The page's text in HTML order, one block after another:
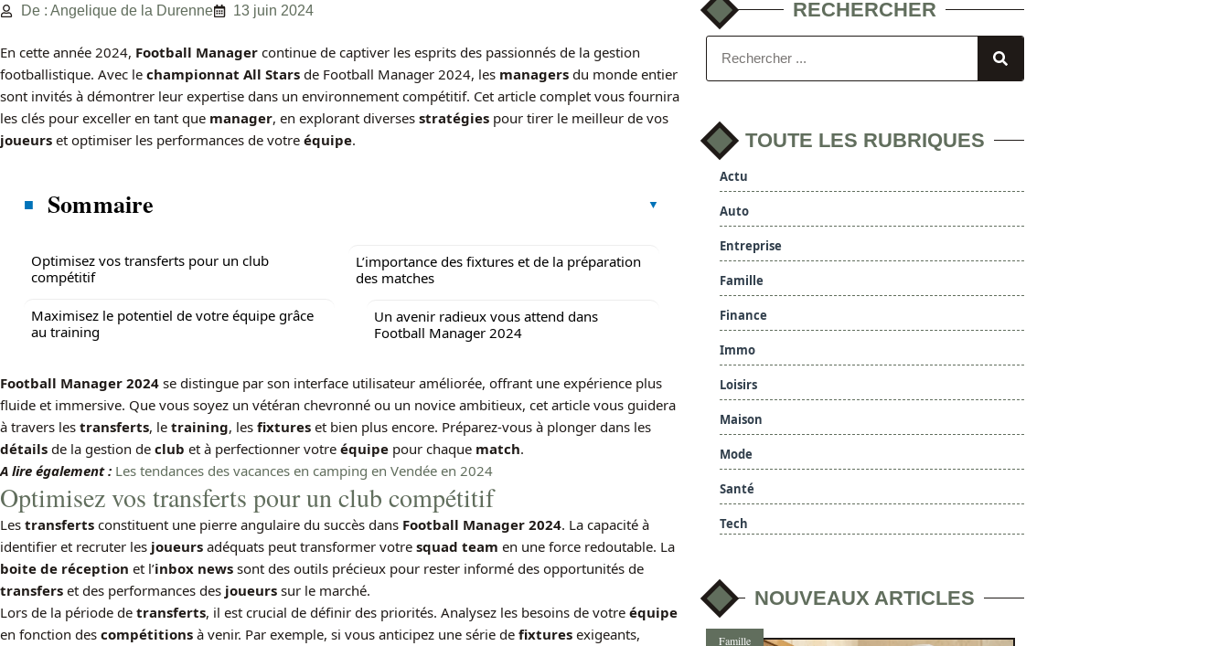
De : Angelique de la Durenne 13 juin 2024
En cette année 2024, Football Manager continue de captiver les esprits des passionnés de la gestion
footballistique. Avec le championnat All Stars de Football Manager 2024, les managers du monde entier
sont invités à démontrer leur expertise dans un environnement compétitif. Cet article complet vous fournira
les clés pour exceller en tant que manager, en explorant diverses stratégies pour tirer le meilleur de vos
joueurs et optimiser les performances de votre équipe.
Sommaire
Optimisez vos transferts pour un club
compétitif
Maximisez le potentiel de votre équipe grâce
au training
L’importance des fixtures et de la préparation
des matches
Un avenir radieux vous attend dans
Football Manager 2024
Football Manager 2024 se distingue par son interface utilisateur améliorée, offrant une expérience plus
fluide et immersive. Que vous soyez un vétéran chevronné ou un novice ambitieux, cet article vous guidera
à travers les transferts, le training, les fixtures et bien plus encore. Préparez-vous à plonger dans les
détails de la gestion de club et à perfectionner votre équipe pour chaque match.
A lire également : Les tendances des vacances en camping en Vendée en 2024
Optimisez vos transferts pour un club compétitif
Les transferts constituent une pierre angulaire du succès dans Football Manager 2024. La capacité à
identifier et recruter les joueurs adéquats peut transformer votre squad team en une force redoutable. La
boite de réception et l’inbox news sont des outils précieux pour rester informé des opportunités de
transfers et des performances des joueurs sur le marché.
Lors de la période de transferts, il est crucial de définir des priorités. Analysez les besoins de votre équipe
en fonction des compétitions à venir. Par exemple, si vous anticipez une série de fixtures exigeants,
RECHERCHER
TOUTE LES RUBRIQUES
Actu
Auto
Entreprise
Famille
Finance
Immo
Loisirs
Maison
Mode
Santé
Tech
NOUVEAUX ARTICLES
Famille